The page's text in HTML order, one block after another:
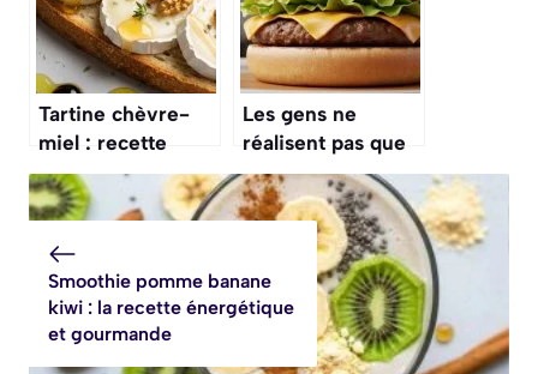
Tartine chèvre-
miel : recette
facile et rapide
Les gens ne
réalisent pas que
la plupart des
« fromages à
burger » ne
contiennent que
très peu de vrai
fromage
Smoothie pomme banane
kiwi : la recette énergétique
et gourmande